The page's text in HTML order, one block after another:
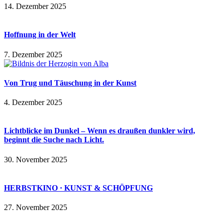
14. Dezember 2025
Hoffnung in der Welt
7. Dezember 2025
Von Trug und Täuschung in der Kunst
4. Dezember 2025
Lichtblicke im Dunkel – Wenn es draußen dunkler wird,
beginnt die Suche nach Licht.
30. November 2025
HERBSTKINO · KUNST & SCHÖPFUNG
27. November 2025